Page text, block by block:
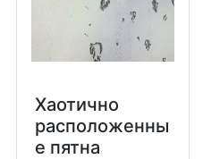
Хаотично
расположенны
е пятна